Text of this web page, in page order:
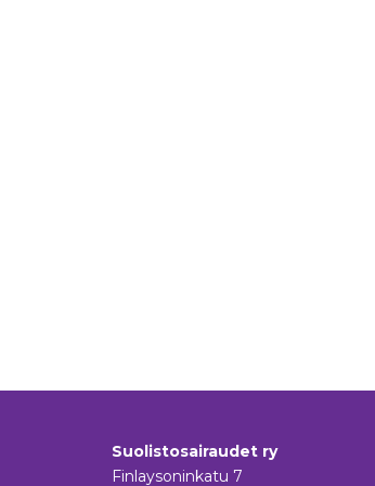
Suolistosairaudet ry
Finlaysoninkatu 7